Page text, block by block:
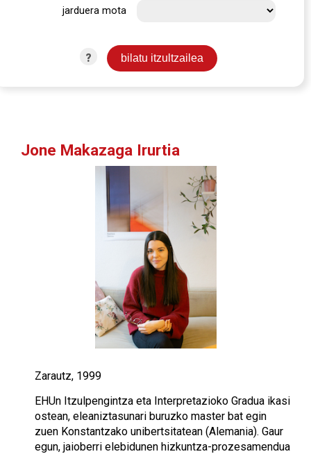
jarduera mota
?
Jone Makazaga Irurtia
Zarautz, 1999
EHUn Itzulpengintza eta Interpretazioko Gradua ikasi
ostean, eleaniztasunari buruzko master bat egin
zuen Konstantzako unibertsitatean (Alemania). Gaur
egun, jaioberri elebidunen hizkuntza-prozesamendua